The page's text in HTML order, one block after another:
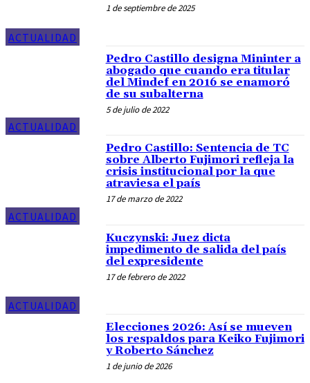
ACTUALIDAD
1 de septiembre de 2025
ACTUALIDAD
Pedro Castillo designa Mininter a
abogado que cuando era titular
del Mindef en 2016 se enamoró
de su subalterna
5 de julio de 2022
ACTUALIDAD
Pedro Castillo: Sentencia de TC
sobre Alberto Fujimori refleja la
crisis institucional por la que
atraviesa el país
17 de marzo de 2022
ACTUALIDAD
Kuczynski: Juez dicta
impedimento de salida del país
del expresidente
17 de febrero de 2022
Elecciones 2026: Así se mueven
los respaldos para Keiko Fujimori
y Roberto Sánchez
1 de junio de 2026